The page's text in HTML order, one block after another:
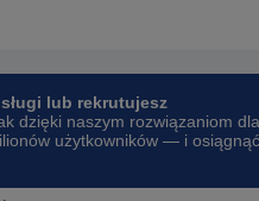
lub rekrutujesz
dzięki naszym rozwiązaniom dla
użytkowników — i osiągnąć